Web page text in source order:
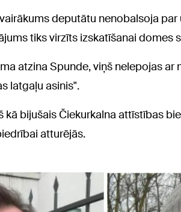
deputātu nenobalsoja
tiks virzīts izskatīšanai domes
atzina Spunde, viņš nelepojas ar
latgaļu asinis".
kā bijušais Čiekurkalna attīstības
atturējās.